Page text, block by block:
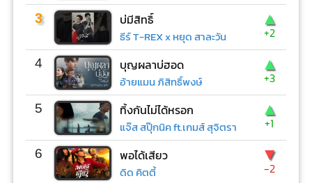
3 บ่มีสิทธิ์
ธีร์ T-REX x หยุด สาละวัน
▲
+2
4 บุญผลาบ่ฮอด
อ้ายแมน ภิสิทธิ์พงษ์
▲
+3
5 ทิ้งกันไม่ได้หรอก
แจ๊ส สปุ๊กนิค ft.เกมส์ สุจิตรา
▲
+1
6 พอได้เสียว
ดิด คิตตี้
▼
-2